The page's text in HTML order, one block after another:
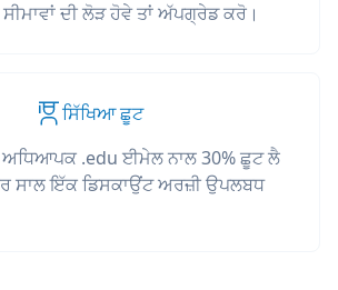
ਦੀ ਲੋੜ ਹੋਵੇ ਤਾਂ ਅੱਪਗ੍ਰੇਡ ਕਰੋ।
ਸਿੱਖਿਆ ਛੂਟ
.edu ਈਮੇਲ ਨਾਲ 30% ਛੂਟ ਲੈ
ਸਾਲ ਇੱਕ ਡਿਸਕਾਉਂਟ ਅਰਜ਼ੀ ਉਪਲਬਧ